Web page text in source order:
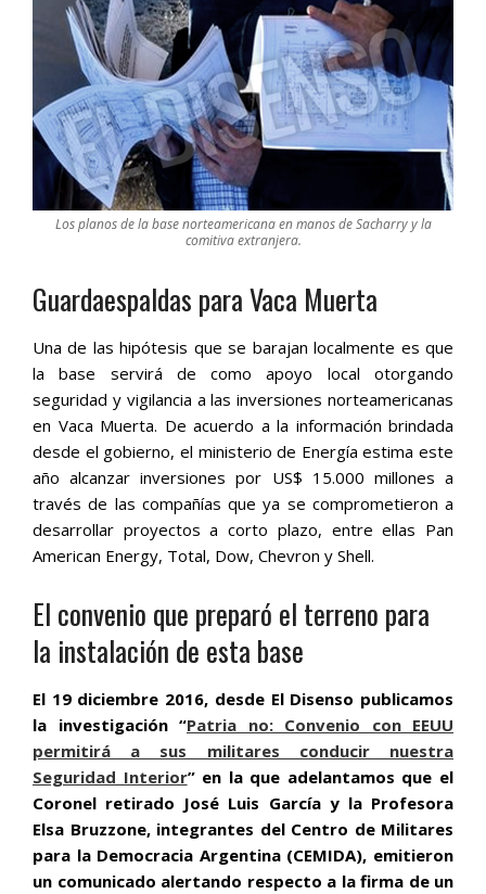
Los planos de la base norteamericana en manos de Sacharry y la
comitiva extranjera.
Guardaespaldas para Vaca Muerta
Una de las hipótesis que se barajan localmente es que
la base servirá de como apoyo local otorgando
seguridad y vigilancia a las inversiones norteamericanas
en Vaca Muerta. De acuerdo a la información brindada
desde el gobierno, el ministerio de Energía estima este
año alcanzar inversiones por US$ 15.000 millones a
través de las compañías que ya se comprometieron a
desarrollar proyectos a corto plazo, entre ellas Pan
American Energy, Total, Dow, Chevron y Shell.
El convenio que preparó el terreno para
la instalación de esta base
El 19 diciembre 2016, desde El Disenso publicamos
la investigación “Patria no: Convenio con EEUU
permitirá a sus militares conducir nuestra
Seguridad Interior” en la que adelantamos que el
Coronel retirado José Luis García y la Profesora
Elsa Bruzzone, integrantes del Centro de Militares
para la Democracia Argentina (CEMIDA), emitieron
un comunicado alertando respecto a la firma de un